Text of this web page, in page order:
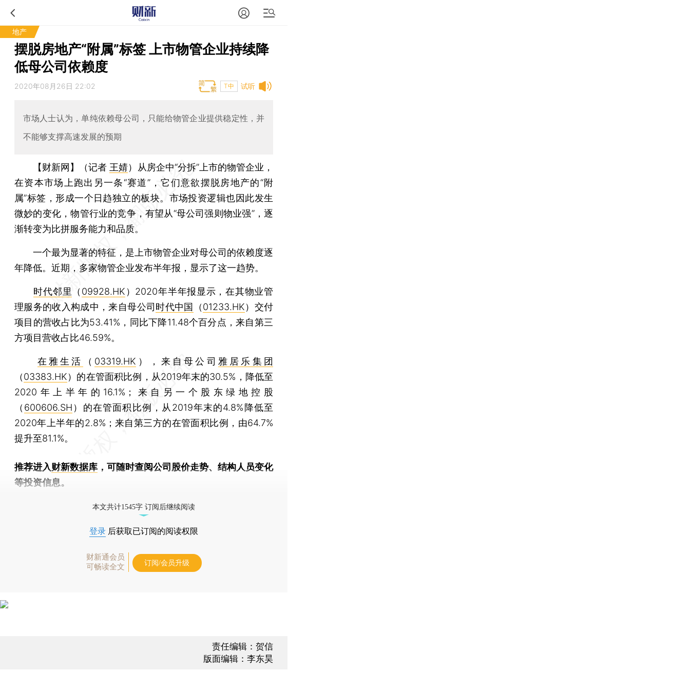
地产
摆脱房地产“附属”标签 上市物管企业持续降
低母公司依赖度
试听
2020年08月26日 22:02 T中
市场人士认为，单纯依赖母公司，只能给物管企业提供稳定性，并
不能够支撑高速发展的预期
【财新网】（记者 王婧）
从房企中“分拆”上市的物管企业，
在资本市场上跑出另一条“赛道”，它们意欲摆脱房地产的“附
属”标签，形成一个日趋独立的板块。市场投资逻辑也因此发生
微妙的变化，物管行业的竞争，有望从“母公司强则物业强”，逐
渐转变为比拼服务能力和品质。
一个最为显著的特征，是上市物管企业对母公司的依赖度逐
年降低。近期，多家物管企业发布半年报，显示了这一趋势。
时代邻里 （ 09928.HK ）2020年半年报显示，在其物业管
理服务的收入构成中，来自母公司时代中国 （01233.HK）交付
项目的营收占比为53.41%，同比下降11.48个百分点，来自第三
方项目营收占比46.59%。
在雅生活 （ 03319.HK ），来自母公司 雅居乐集团
（03383.HK）的在管面积比例，从2019年末的30.5%，降低至
2020年上半年的16.1%；来自另一个股东绿地控股
（ 600606.SH ）的在管面积比例，从2019年末的4.8%降低至
2020年上半年的2.8%；来自第三方的在管面积比例，由64.7%
提升至81.1%。
推荐进入财新数据库 ，可随时查阅公司股价走势、结构人员变化
等投资信息。
本文共计1545字 订阅后继续阅读
登录 后获取已订阅的阅读权限
财新通会员
可畅读全文
订阅/会员升级
责任编辑：贺信
版面编辑：李东昊